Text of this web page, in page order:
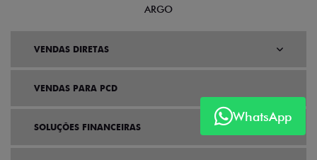
WhatsApp
ARGO
VENDAS DIRETAS
VENDAS PARA PCD
SOLUÇÕES FINANCEIRAS